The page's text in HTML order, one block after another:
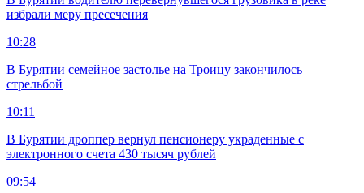
избрали меру пресечения
10:28
В Бурятии семейное застолье на Троицу закончилось
стрельбой
10:11
В Бурятии дроппер вернул пенсионеру украденные с
электронного счета 430 тысяч рублей
09:54